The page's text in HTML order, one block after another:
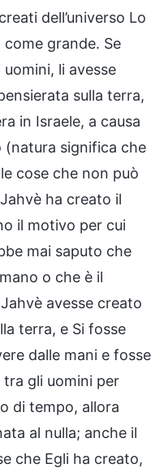
dell’universo Lo
grande. Se
li avesse
sulla terra,
in Israele, a causa
(natura significa che
cose che non può
ha creato il
il motivo per cui
mai saputo che
o che è il
avesse creato
terra, e Si fosse
dalle mani e fosse
gli uomini per
di tempo, allora
al nulla; anche il
che Egli ha creato,